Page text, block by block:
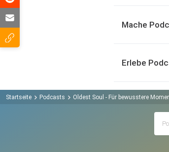
Mache
Erlebe
Startseite Podcasts Oldest Soul - Für bewusstere